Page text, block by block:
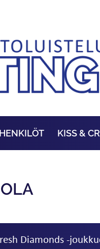
HENKILÖT KISS &
Diamonds -